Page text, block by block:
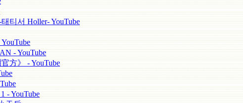
티서 Holler- YouTube
- YouTube
方》 - YouTube
- YouTube